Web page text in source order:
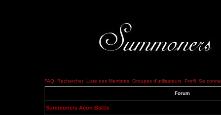
FAQ Rechercher Liste des Membres Groupes d'utilisateurs Profil Se
Forum
Summoners Aeon Battle